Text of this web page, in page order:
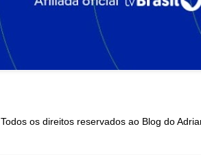
Todos os direitos reservados ao Blog do